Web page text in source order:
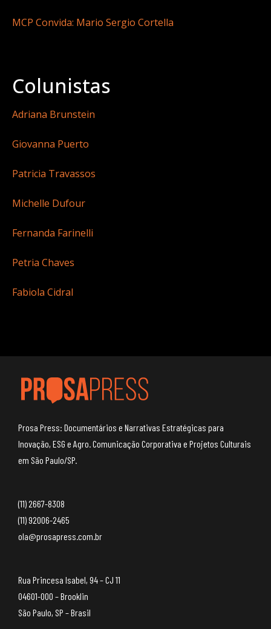
MCP Convida: Mario Sergio Cortella
Colunistas
Adriana Brunstein
Giovanna Puerto
Patricia Travassos
Michelle Dufour
Fernanda Farinelli
Petria Chaves
Fabiola Cidral
Prosa Press: Documentários e Narrativas Estratégicas para
Inovação, ESG e Agro. Comunicação Corporativa e Projetos Culturais
em São Paulo/SP.
(11) 2667-8308
(11) 92006-2465
ola@prosapress.com.br
Rua Princesa Isabel, 94 – CJ 11
04601-000 – Brooklin
São Paulo, SP – Brasil